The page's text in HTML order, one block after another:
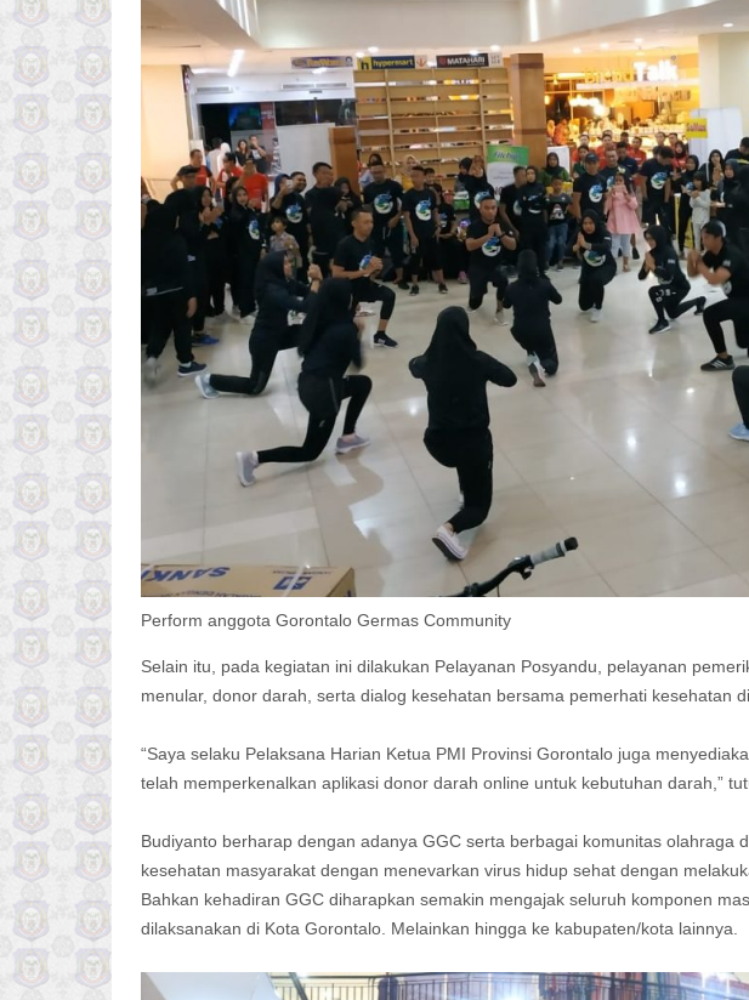
Perform anggota Gorontalo Germas Community
Selain itu, pada kegiatan ini dilakukan Pelayanan Posyandu, pelayanan
menular, donor darah, serta dialog kesehatan bersama pemerhati kesehatan
“Saya selaku Pelaksana Harian Ketua PMI Provinsi Gorontalo juga
telah memperkenalkan aplikasi donor darah online untuk kebutuhan darah,”
Budiyanto berharap dengan adanya GGC serta berbagai komunitas olahraga
kesehatan masyarakat dengan menevarkan virus hidup sehat dengan
Bahkan kehadiran GGC diharapkan semakin mengajak seluruh komponen
dilaksanakan di Kota Gorontalo. Melainkan hingga ke kabupaten/kota lainnya.